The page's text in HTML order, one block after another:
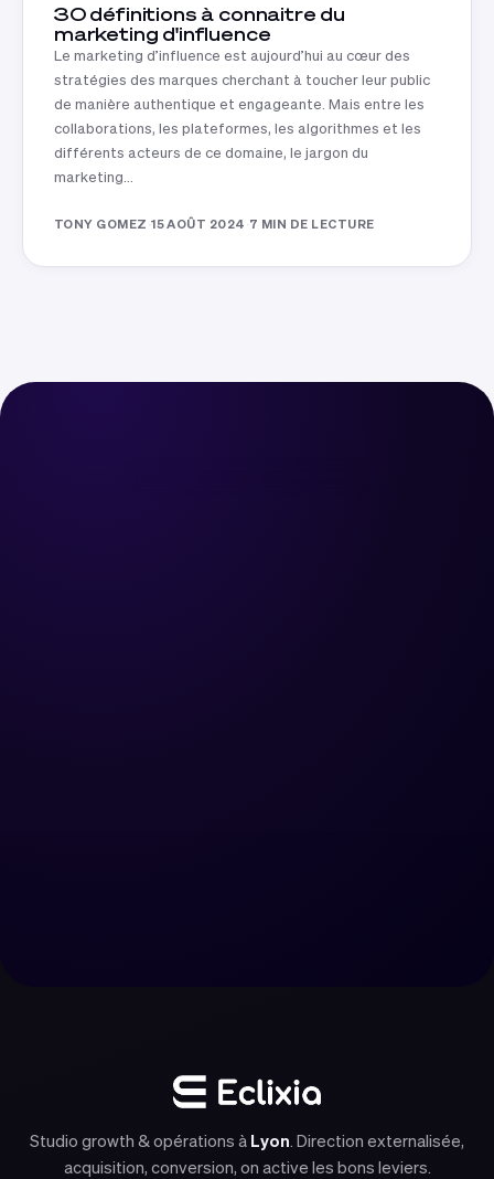
30 définitions à connaitre du
marketing d'influence
Le marketing d’influence est aujourd’hui au cœur des
stratégies des marques cherchant à toucher leur public
de manière authentique et engageante. Mais entre les
collaborations, les plateformes, les algorithmes et les
différents acteurs de ce domaine, le jargon du
marketing…
TONY GOMEZ ·15 AOÛT 2024 ·7 MIN DE LECTURE
Studio growth & opérations à Lyon. Direction externalisée,
acquisition, conversion, on active les bons leviers.